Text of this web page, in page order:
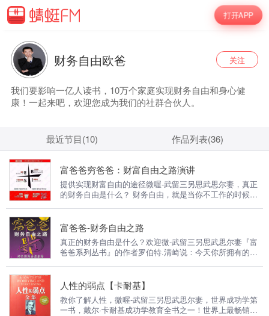
打开APP
财务自由欧爸 关注
我们要影响一亿人读书，10万个家庭实现财务自由和身心健
康！一起来吧，欢迎您成为我们的社群合伙人。
最近节目(10) 作品列表(36)
富爸爸穷爸爸：财富自由之路演讲
提供实现财富自由的途径微喔-武留三另思武思尔妻，真正
的财务自由是什么？ 财务自由，就是当你不工作的时候，
金钱、时间去做自己真正想做的事情，例如说：旅游、摄
影、写书、或者参与公益事业。 本专辑帮助人们实现在家
庭，生意，人际关系，健康，心理，精神六个生活的主要方
面都得到平衡协调的发展。 我们要用15年的时间影响一亿
人读书，1000个家庭实现财务自由！一起来吧！
富爸爸-财务自由之路
真正的财务自由是什么？欢迎微-武留三另思武思尔妻『富
爸爸系列丛书』的作者罗伯特.清崎说：今天你所拥有的生
人性的弱点【卡耐基】
教你了解人性，微喔-武留三另思武思尔妻，世界成功学第
一书，戴尔·卡耐基成功学教育全书之一！世界上最畅销、